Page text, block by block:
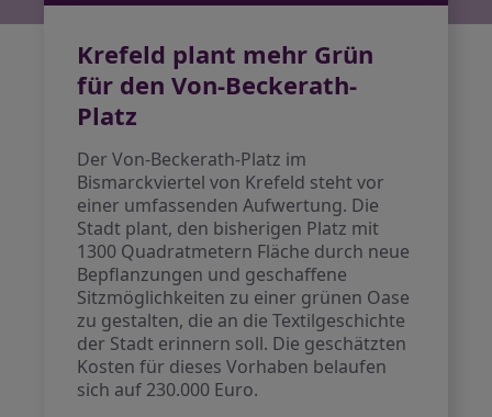
Krefeld plant mehr Grün
für den Von-Beckerath-
Platz
Der Von-Beckerath-Platz im
Bismarckviertel von Krefeld steht vor
einer umfassenden Aufwertung. Die
Stadt plant, den bisherigen Platz mit
1300 Quadratmetern Fläche durch neue
Bepflanzungen und geschaffene
Sitzmöglichkeiten zu einer grünen Oase
zu gestalten, die an die Textilgeschichte
der Stadt erinnern soll. Die geschätzten
Kosten für dieses Vorhaben belaufen
sich auf 230.000 Euro.